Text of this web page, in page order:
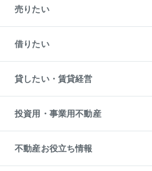
新築・分譲マンションの購入
中古マンションの購入
一戸建ての購入
中古一戸建ての購入
不動産購入の流れ
注目キーワード物件特集
購入ガイド
English 繁体中文簡体中文
売りたい
一戸建ての売却・査定
土地の売却・査定
スピードAI査定
不動産査定について
不動産売却の流れ
不動産買換えの流れ
売却ガイド
借りたい
オフィス・店舗の賃貸
借りるときの流れ
借りるガイド
貸したい・賃貸経営
マンション賃料データ
賃貸管理プラン
リロケーションについて
貸すガイド
投資用・事業用不動産
事業用不動産
マンション投資
投資用マンション
不動産お役立ち情報